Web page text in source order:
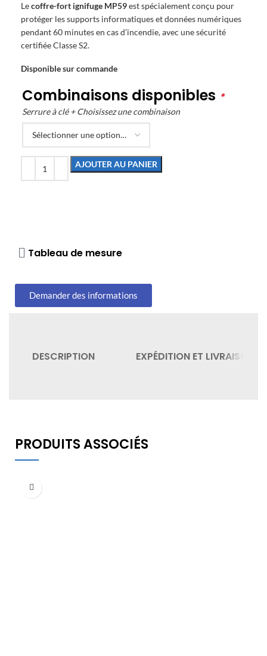
Lecoffre-fort ignifuge MP59est spécialement conçu pour
protéger les supports informatiques et données numériques
pendant 60 minutes en cas d’incendie, avec une sécurité
certifiée Classe S2.
Disponible sur commande
Combinaisons disponibles *
Serrure à clé + Choisissez une combinaison
AJOUTER AU PANIER
Tableau de mesure
Demander des informations
DESCRIPTION EXPÉDITION ET LIVRAISON
PRODUITS ASSOCIÉS